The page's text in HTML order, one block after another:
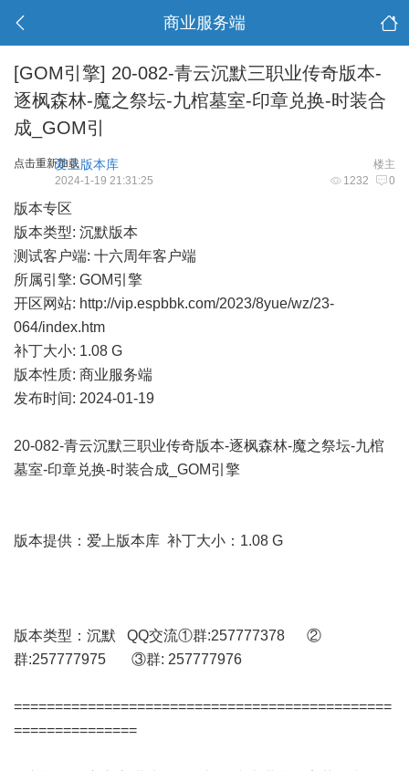
商业服务端
[GOM引擎] 20-082-青云沉默三职业传奇版本-
逐枫森林-魔之祭坛-九棺墓室-印章兑换-时装合
成_GOM引
点击重新加载 楼主
爱上版本库
1232 0
2024-1-19 21:31:25
版本专区
版本类型: 沉默版本
测试客户端: 十六周年客户端
所属引擎: GOM引擎
开区网站: http://vip.espbbk.com/2023/8yue/wz/23-
064/index.htm
补丁大小: 1.08 G
版本性质: 商业服务端
发布时间: 2024-01-19
20-082-青云沉默三职业传奇版本-逐枫森林-魔之祭坛-九棺
墓室-印章兑换-时装合成_GOM引擎
版本提供：爱上版本库 补丁大小：1.08 G
版本类型：沉默 QQ交流①群:257777378 ②
群:257777975 ③群: 257777976
==============================================
===============